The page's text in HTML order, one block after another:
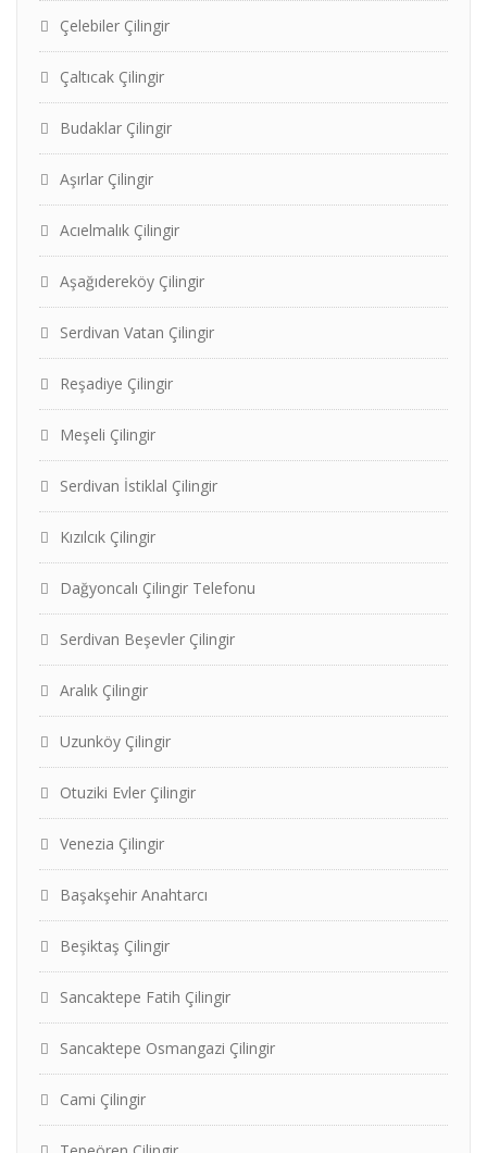
Çelebiler Çilingir
Çaltıcak Çilingir
Budaklar Çilingir
Aşırlar Çilingir
Acıelmalık Çilingir
Aşağıdereköy Çilingir
Serdivan Vatan Çilingir
Reşadiye Çilingir
Meşeli Çilingir
Serdivan İstiklal Çilingir
Kızılcık Çilingir
Dağyoncalı Çilingir Telefonu
Serdivan Beşevler Çilingir
Aralık Çilingir
Uzunköy Çilingir
Otuziki Evler Çilingir
Venezia Çilingir
Başakşehir Anahtarcı
Beşiktaş Çilingir
Sancaktepe Fatih Çilingir
Sancaktepe Osmangazi Çilingir
Cami Çilingir